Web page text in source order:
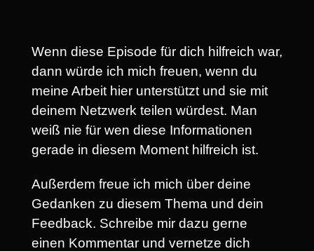
Wenn diese Episode für dich hilfreich war,
dann würde ich mich freuen, wenn du
meine Arbeit hier unterstützt und sie mit
deinem Netzwerk teilen würdest. Man
weiß nie für wen diese Informationen
gerade in diesem Moment hilfreich ist.
Außerdem freue ich mich über deine
Gedanken zu diesem Thema und dein
Feedback. Schreibe mir dazu gerne
einen Kommentar und vernetze dich